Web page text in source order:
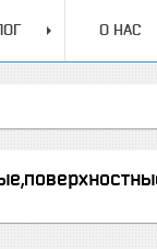
О НАС